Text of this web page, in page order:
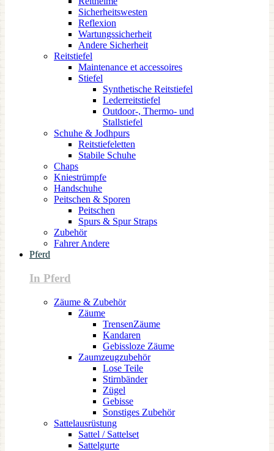
Sicherheitswesten
Reflexion
Wartungssicherheit
Andere Sicherheit
Reitstiefel
Maintenance et accessoires
Stiefel
Synthetische Reitstiefel
Lederreitstiefel
Outdoor-, Thermo- und
Stallstiefel
Schuhe & Jodhpurs
Reitstiefeletten
Stabile Schuhe
Chaps
Kniestrümpfe
Handschuhe
Peitschen & Sporen
Peitschen
Spurs & Spur Straps
Zubehör
Fahrer Andere
Pferd
In Pferd
Zäume & Zubehör
Zäume
TrensenZäume
Kandaren
Gebissloze Zäume
Zaumzeugzubehör
Lose Teile
Stirnbänder
Zügel
Gebisse
Sonstiges Zubehör
Sattelausrüstung
Sattel / Sattelset
Sattelgurte